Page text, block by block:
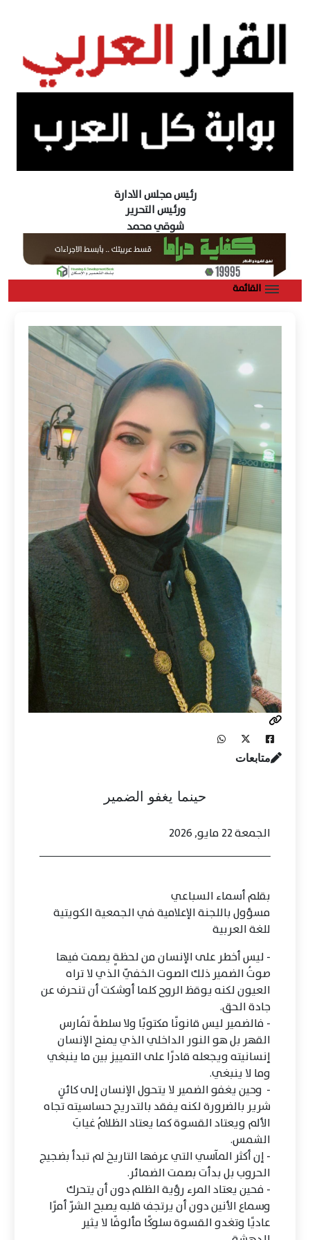
رئيس مجلس الادارة
ورئيس التحرير
شوقي محمد
القائمة
متابعات
حينما يغفو الضمير
الجمعة 22 مايو, 2026
بقلم أسماء السباعي
مسؤول باللجنة الإعلامية في الجمعية الكويتية
للغة العربية
- ليس أخطر على الإنسان من لحظةٍ يصمت فيها
صوتُ الضمير ذلك الصوت الخفيّ الذي لا تراه
العيون لكنه يوقظ الروح كلما أوشكت أن تنحرف عن
جادة الحق.
- فالضمير ليس قانونًا مكتوبًا ولا سلطةً تُمارس
القهر بل هو النور الداخلي الذي يمنح الإنسان
إنسانيته ويجعله قادرًا على التمييز بين ما ينبغي
وما لا ينبغي.
- وحين يغفو الضمير لا يتحول الإنسان إلى كائنٍ
شرير بالضرورة لكنه يفقد بالتدريج حساسيته تجاه
الألم ويعتاد القسوة كما يعتاد الظلامُ غيابَ
الشمس.
- إن أكثر المآسي التي عرفها التاريخ لم تبدأ بضجيج
الحروب بل بدأت بصمت الضمائر.
- فحين يعتاد المرء رؤية الظلم دون أن يتحرك
وسماع الأنين دون أن يرتجف قلبه يصبح الشرّ أمرًا
عاديًا وتغدو القسوة سلوكًا مألوفًا لا يثير